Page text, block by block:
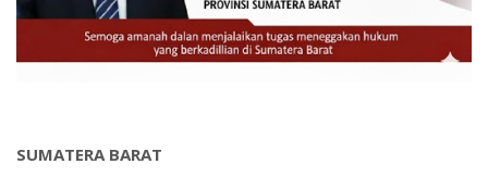
SUMATERA BARAT